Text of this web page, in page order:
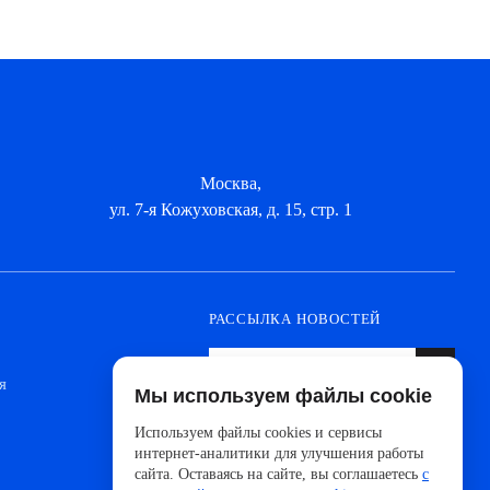
Москва,
ул. 7-я Кожуховская, д. 15, стр. 1
РАССЫЛКА НОВОСТЕЙ
новинок от ведущих производителей и
новостей АйДистрибьют
Мы используем файлы cookie
Используем файлы cookies и сервисы
интернет-аналитики для улучшения работы
сайта. Оставаясь на сайте, вы соглашаетесь с